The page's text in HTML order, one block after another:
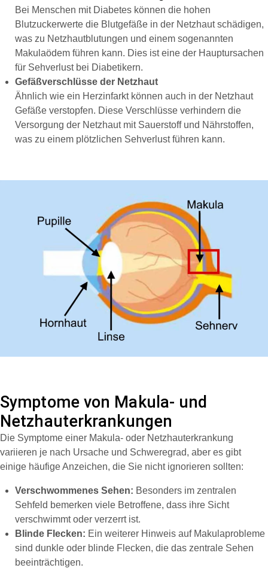
Bei Menschen mit Diabetes können die hohen
Blutzuckerwerte die Blutgefäße in der Netzhaut schädigen,
was zu Netzhautblutungen und einem sogenannten
Makulaödem führen kann. Dies ist eine der Hauptursachen
für Sehverlust bei Diabetikern.
Gefäßverschlüsse der Netzhaut
Ähnlich wie ein Herzinfarkt können auch in der Netzhaut
Gefäße verstopfen. Diese Verschlüsse verhindern die
Versorgung der Netzhaut mit Sauerstoff und Nährstoffen,
was zu einem plötzlichen Sehverlust führen kann.
Symptome von Makula- und
Netzhauterkrankungen
Die Symptome einer Makula- oder Netzhauterkrankung
variieren je nach Ursache und Schweregrad, aber es gibt
einige häufige Anzeichen, die Sie nicht ignorieren sollten:
Verschwommenes Sehen: Besonders im zentralen
Sehfeld bemerken viele Betroffene, dass ihre Sicht
verschwimmt oder verzerrt ist.
Blinde Flecken: Ein weiterer Hinweis auf Makulaprobleme
sind dunkle oder blinde Flecken, die das zentrale Sehen
beeinträchtigen.